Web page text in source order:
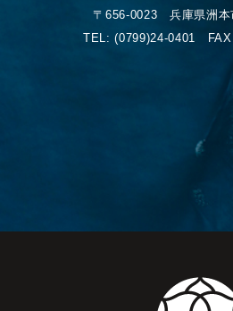
〒656-0023 兵庫県洲本
TEL:(0799)24-0401